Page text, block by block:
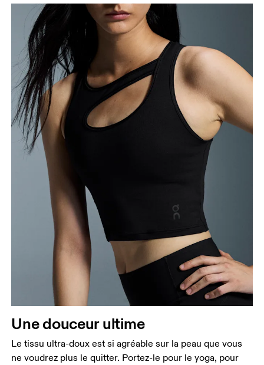
Une douceur ultime
Le tissu ultra-doux est si agréable sur la peau que vous
ne voudrez plus le quitter. Portez-le pour le yoga, pour